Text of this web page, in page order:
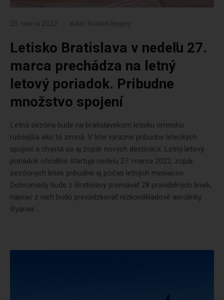
25. marca 2022 autor Roland Regely
Letisko Bratislava v nedeľu 27.
marca prechádza na letný
letový poriadok. Pribudne
množstvo spojení
Letná sezóna bude na bratislavskom letisku omnoho
rušnejšia ako tá zimná. V lete výrazne pribudne leteckých
spojení a chystá sa aj zopár nových destinácií. Letný letový
poriadok oficiálne štartuje nedelu 27. marca 2022, zopár
sezónnych liniek pribudne aj počas letných mesiacov.
Dohromady bude z Bratislavy premávať 28 pravidelných liniek,
najviac z nich budú prevádzkovať nízkonákladové aerolinky
Ryanair....